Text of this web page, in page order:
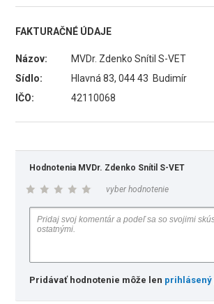
FAKTURAČNÉ ÚDAJE
Názov:
MVDr. Zdenko Snítil S-VET
Sídlo:
Hlavná 83, 044 43 Budimír
IČO:
42110068
Hodnotenia MVDr. Zdenko Snítil S-VET
vyber hodnotenie
Pridávať hodnotenie môže len